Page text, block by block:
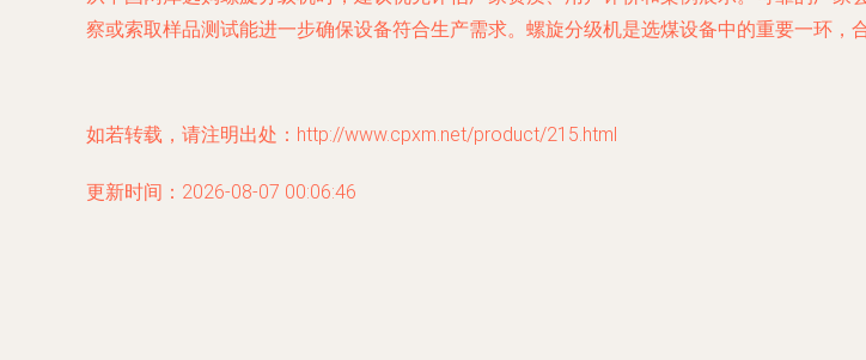
察或索取样品测试能进一步确保设备符合生产需求。螺旋分级机是选煤设备中的重要一环，
如若转载，请注明出处：http://www.cpxm.net/product/215.html
更新时间：2026-08-07 00:06:46